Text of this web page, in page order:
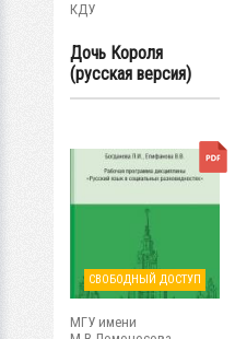
КДУ
Дочь Короля
(русская версия)
СВОБОДНЫЙ ДОСТУП
МГУ имени